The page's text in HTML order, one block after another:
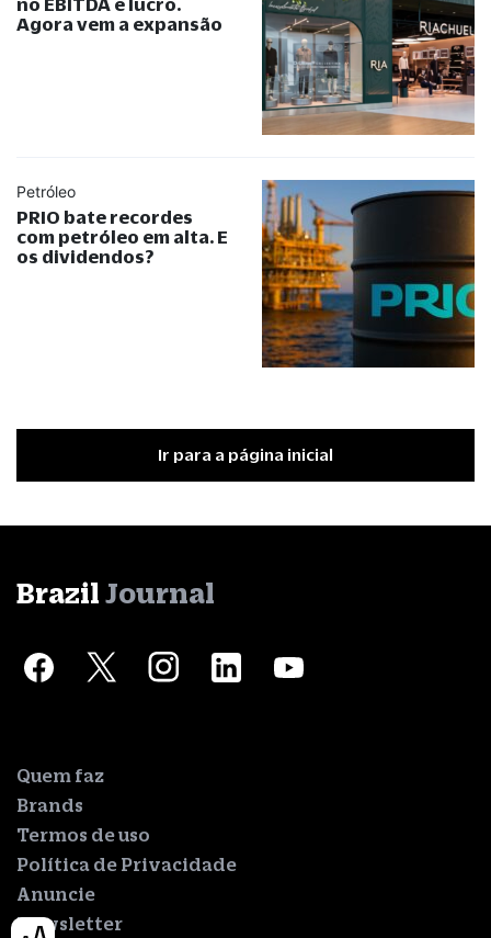
no EBITDA e lucro.
Agora vem a expansão
Petróleo
PRIO bate recordes
com petróleo em alta. E
os dividendos?
Ir para a página inicial
Brazil Journal
Quem faz
Brands
Termos de uso
Política de Privacidade
Anuncie
Newsletter